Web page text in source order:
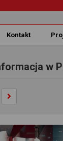
Kontakt
w